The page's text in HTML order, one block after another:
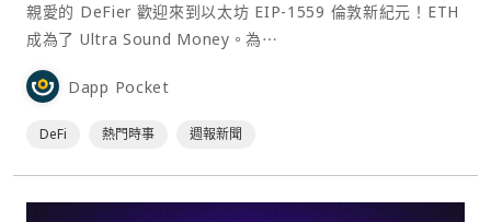
親愛的 DeFier 歡迎來到以太坊 EIP-1559 倫敦新紀元！ETH
成為了 Ultra Sound Money。為⋯
Dapp Pocket
DeFi 熱門時事 週報新聞